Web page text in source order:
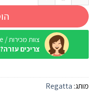
צוות מכירות / Online
צריכים
מותג: Regatta